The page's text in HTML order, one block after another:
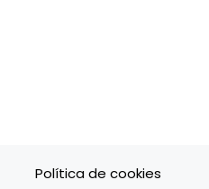
Política de cookies